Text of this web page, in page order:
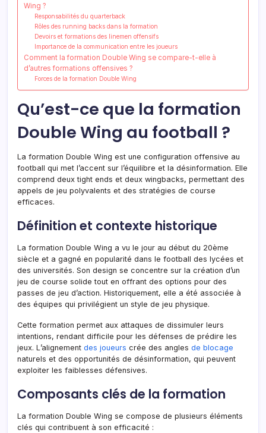
Wing ?
Responsabilités du quarterback
Rôles des running backs dans la formation
Devoirs et formations des linemen offensifs
Importance de la communication entre les joueurs
Comment la formation Double Wing se compare-t-elle à
d’autres formations offensives ?
Forces de la formation Double Wing
Qu’est-ce que la formation
Double Wing au football ?
La formation Double Wing est une configuration offensive au
football qui met l’accent sur l’équilibre et la désinformation. Elle
comprend deux tight ends et deux wingbacks, permettant des
appels de jeu polyvalents et des stratégies de course
efficaces.
Définition et contexte historique
La formation Double Wing a vu le jour au début du 20ème
siècle et a gagné en popularité dans le football des lycées et
des universités. Son design se concentre sur la création d’un
jeu de course solide tout en offrant des options pour des
passes de jeu d’action. Historiquement, elle a été associée à
des équipes qui privilégient un style de jeu physique.
Cette formation permet aux attaques de dissimuler leurs
intentions, rendant difficile pour les défenses de prédire les
jeux. L’alignement des joueurs crée des angles de blocage
naturels et des opportunités de désinformation, qui peuvent
exploiter les faiblesses défensives.
Composants clés de la formation
La formation Double Wing se compose de plusieurs éléments
clés qui contribuent à son efficacité :